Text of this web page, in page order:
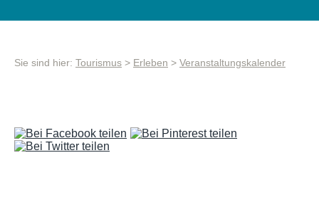
Sie sind hier: Tourismus > Erleben > Veranstaltungskalender